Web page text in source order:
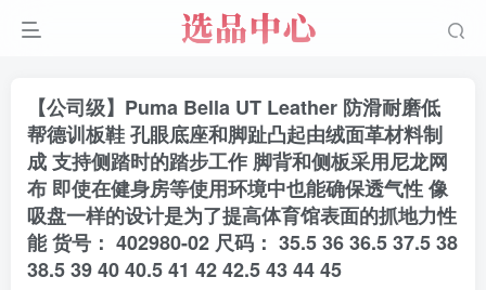
【公司级】Puma Bella UT Leather 防滑耐磨低
帮德训板鞋 孔眼底座和脚趾凸起由绒面革材料制
成 支持侧踏时的踏步工作 脚背和侧板采用尼龙网
布 即使在健身房等使用环境中也能确保透气性 像
吸盘一样的设计是为了提高体育馆表面的抓地力性
能 货号： 402980-02 尺码： 35.5 36 36.5 37.5 38
38.5 39 40 40.5 41 42 42.5 43 44 45